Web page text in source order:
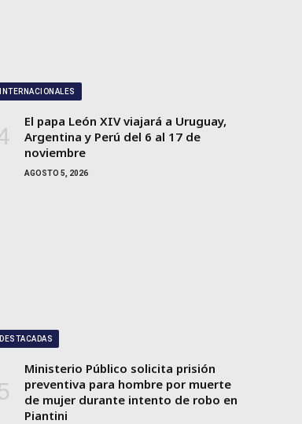
INTERNACIONALES
El papa León XIV viajará a Uruguay,
Argentina y Perú del 6 al 17 de
noviembre
AGOSTO 5, 2026
DESTACADAS
Ministerio Público solicita prisión
preventiva para hombre por muerte
de mujer durante intento de robo en
Piantini